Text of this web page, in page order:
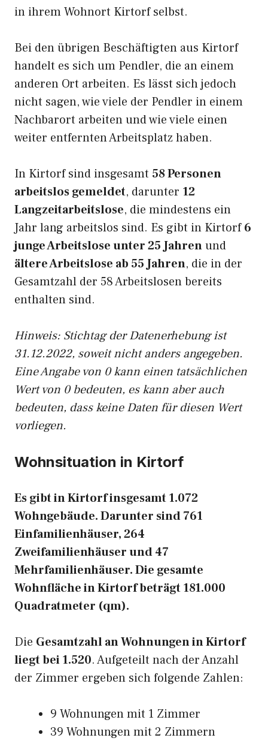
in ihrem Wohnort Kirtorf selbst.
Bei den übrigen Beschäftigten aus Kirtorf
handelt es sich um Pendler, die an einem
anderen Ort arbeiten. Es lässt sich jedoch
nicht sagen, wie viele der Pendler in einem
Nachbarort arbeiten und wie viele einen
weiter entfernten Arbeitsplatz haben.
In Kirtorf sind insgesamt 58 Personen
arbeitslos gemeldet, darunter 12
Langzeitarbeitslose, die mindestens ein
Jahr lang arbeitslos sind. Es gibt in Kirtorf6
junge Arbeitslose unter 25 Jahrenund
ältere Arbeitslose ab 55 Jahren, die in der
Gesamtzahl der 58 Arbeitslosen bereits
enthalten sind.
Hinweis: Stichtag der Datenerhebung ist
31.12.2022, soweit nicht anders angegeben.
Eine Angabe von 0 kann einen tatsächlichen
Wert von 0 bedeuten, es kann aber auch
bedeuten, dass keine Daten für diesen Wert
vorliegen.
Wohnsituation in Kirtorf
Es gibt in Kirtorf insgesamt 1.072
Wohngebäude. Darunter sind 761
Einfamilienhäuser, 264
Zweifamilienhäuser und 47
Mehrfamilienhäuser. Die gesamte
Wohnfläche in Kirtorf beträgt 181.000
Quadratmeter (qm).
Die Gesamtzahl an Wohnungen in Kirtorf
liegt bei 1.520. Aufgeteilt nach der Anzahl
der Zimmer ergeben sich folgende Zahlen:
9 Wohnungen mit 1 Zimmer
39 Wohnungen mit 2 Zimmern